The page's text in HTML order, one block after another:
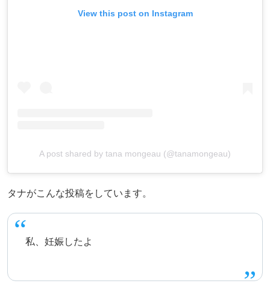
View this post on Instagram
A post shared by tana mongeau (@tanamongeau)
タナがこんな投稿をしています。
私、妊娠したよ